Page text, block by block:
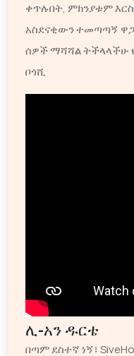
ቀጥሉበት, ምክንያቱም
አስደናቂውን ተመጣጣኝ
ሰዎች ማሻሻል ትችላላችሁ
ቦጎሺ
ሊ-አን ዱርቴ
በጣም ደስተኛ ነኝ፣